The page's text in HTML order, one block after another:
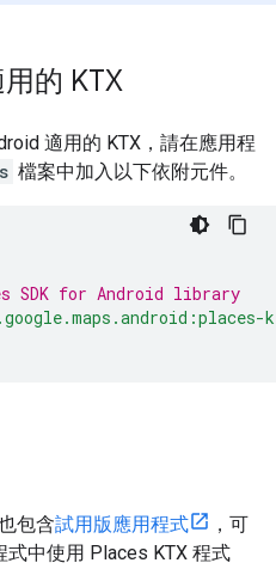
的 KTX
適用的 KTX，請在應用程
檔案中加入以下依附元件。
SDK for Android library
包含試用版應用程式
，可
中使用 Places KTX 程式